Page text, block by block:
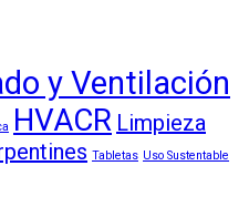
y Ventilación
HVACR Limpieza
Tabletas Uso Sustentable